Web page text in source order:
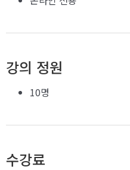
강의 정원
10명
수강료